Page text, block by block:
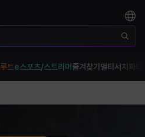
루트e스포츠/스트리머 즐겨찾기 멀티서치 파티